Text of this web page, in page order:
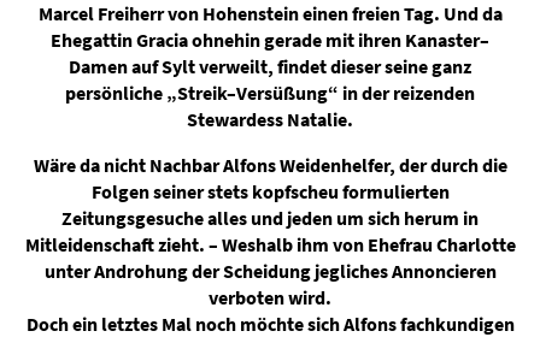
Marcel Freiherr von Hohenstein einen freien Tag. Und da
Ehegattin Gracia ohnehin gerade mit ihren Kanaster–
Damen auf Sylt verweilt, findet dieser seine ganz
persönliche „Streik–Versüßung“ in der reizenden
Stewardess Natalie.
Wäre da nicht Nachbar Alfons Weidenhelfer, der durch die
Folgen seiner stets kopfscheu formulierten
Zeitungsgesuche alles und jeden um sich herum in
Mitleidenschaft zieht. – Weshalb ihm von Ehefrau Charlotte
unter Androhung der Scheidung jegliches Annoncieren
verboten wird.
Doch ein letztes Mal noch möchte sich Alfons fachkundigen